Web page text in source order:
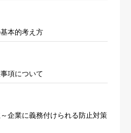
本的考え方
項について
企業に義務付けられる防止対策